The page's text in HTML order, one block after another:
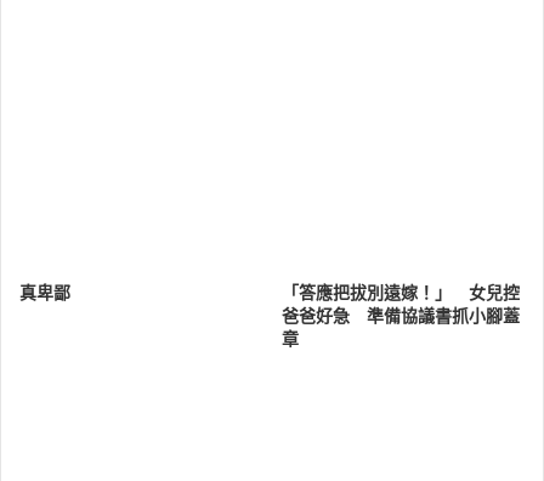
真卑鄙
「答應把拔別遠嫁！」 女兒控
爸爸好急 準備協議書抓小腳蓋
章